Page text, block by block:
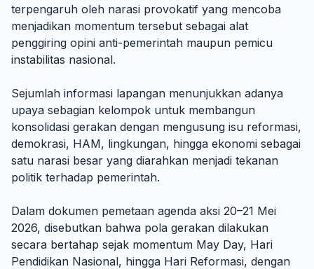
terpengaruh oleh narasi provokatif yang mencoba
menjadikan momentum tersebut sebagai alat
penggiring opini anti-pemerintah maupun pemicu
instabilitas nasional.
Sejumlah informasi lapangan menunjukkan adanya
upaya sebagian kelompok untuk membangun
konsolidasi gerakan dengan mengusung isu reformasi,
demokrasi, HAM, lingkungan, hingga ekonomi sebagai
satu narasi besar yang diarahkan menjadi tekanan
politik terhadap pemerintah.
Dalam dokumen pemetaan agenda aksi 20–21 Mei
2026, disebutkan bahwa pola gerakan dilakukan
secara bertahap sejak momentum May Day, Hari
Pendidikan Nasional, hingga Hari Reformasi, dengan